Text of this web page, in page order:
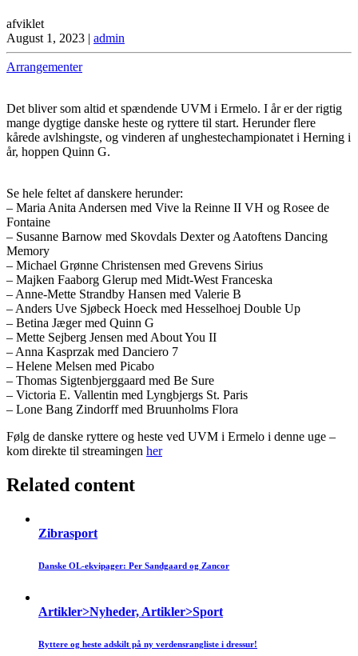
afviklet
August 1, 2023 | admin
Arrangementer
Det bliver som altid et spændende UVM i Ermelo. I år er der rigtig
mange dygtige danske heste og ryttere til start. Herunder flere
kårede avlshingste, og vinderen af unghestechampionatet i Herning i
år, hoppen Quinn G.
Se hele feltet af danskere herunder:
– Maria Anita Andersen med Vive la Reinne II VH og Rosee de
Fontaine
– Susanne Barnow med Skovdals Dexter og Aatoftens Dancing
Memory
– Michael Grønne Christensen med Grevens Sirius
– Majken Faaborg Glerup med Midt-West Franceska
– Anne-Mette Strandby Hansen med Valerie B
– Anders Uve Sjøbeck Hoeck med Hesselhoej Double Up
– Betina Jæger med Quinn G
– Mette Sejberg Jensen med About You II
– Anna Kasprzak med Danciero 7
– Helene Melsen med Picabo
– Thomas Sigtenbjerggaard med Be Sure
– Victoria E. Vallentin med Lyngbjergs St. Paris
– Lone Bang Zindorff med Bruunholms Flora
Følg de danske ryttere og heste ved UVM i Ermelo i denne uge –
kom direkte til streamingen her
Related content
Zibrasport
Danske OL-ekvipager: Per Sandgaard og Zancor
Artikler>Nyheder, Artikler>Sport
Ryttere og heste adskilt på ny verdensrangliste i dressur!